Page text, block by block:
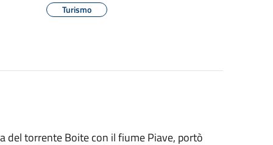
Turismo
del torrente Boite con il fiume Piave, portò